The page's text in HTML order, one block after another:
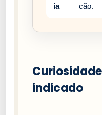
ia
cão.
indicado